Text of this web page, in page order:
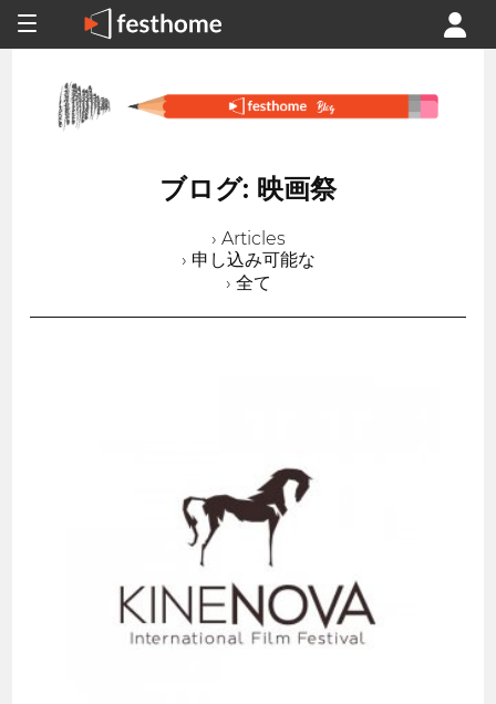
ブログ: 映画祭
› Articles
› 申し込み可能な
› 全て